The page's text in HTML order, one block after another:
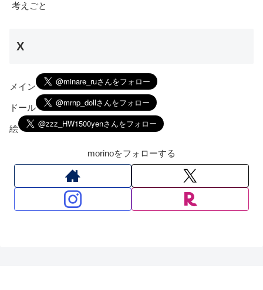
考えごと
X
メイン
ドール
絵
morinoをフォローする